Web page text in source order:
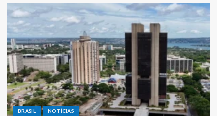
BRASIL NOTÍCIAS